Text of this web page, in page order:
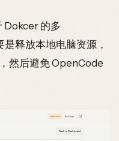
Dokcer 的多
释放本地电脑资源，
然后避免 OpenCode